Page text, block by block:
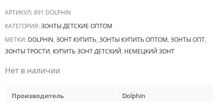
АРТИКУЛ:891 DOLPHIN
КАТЕГОРИЯ:ЗОНТЫ ДЕТСКИЕ ОПТОМ
МЕТКИ: DOLPHIN, ЗОНТ КУПИТЬ, ЗОНТЫ КУПИТЬ ОПТОМ, ЗОНТЫ ОПТ,
ЗОНТЫ ТРОСТИ, КУПИТЬ ЗОНТ ДЕТСКИЙ, НЕМЕЦКИЙ ЗОНТ
Нет в наличии
Производитель Dolphin